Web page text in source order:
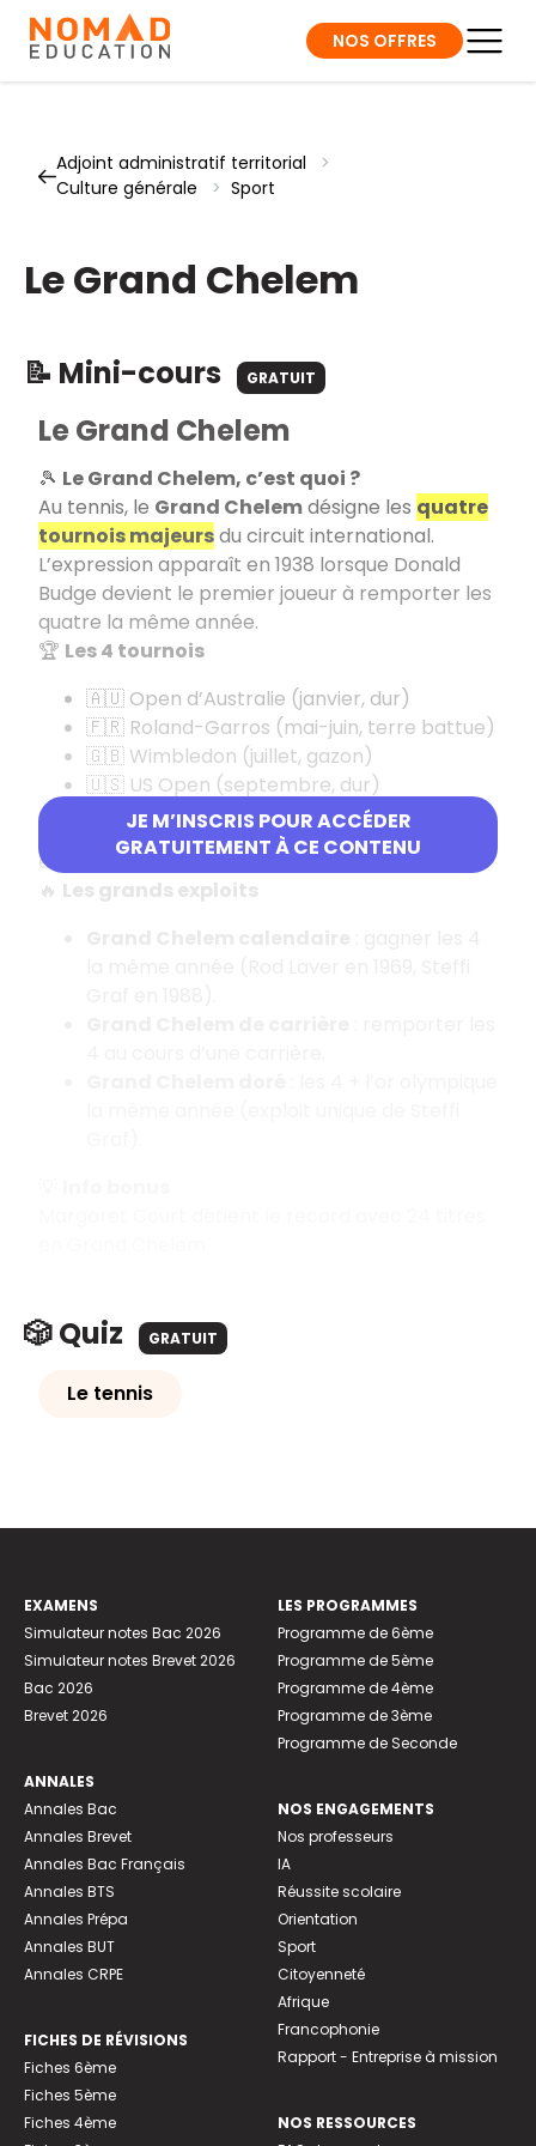
NOS OFFRES
Adjoint administratif territorial
>
Culture générale
> Sport
Le Grand Chelem
📝 Mini-cours GRATUIT
JE M’INSCRIS POUR ACCÉDER
GRATUITEMENT À CE CONTENU
Le Grand Chelem
🎾 Le Grand Chelem, c’est quoi ?
Au tennis, le Grand Chelemdésigne les quatre
tournois majeursdu circuit international.
L’expression apparaît en 1938 lorsque Donald
Budge devient le premier joueur à remporter les
quatre la même année.
🏆 Les 4 tournois
🇦🇺 Open d’Australie (janvier, dur)
🇫🇷 Roland-Garros (mai-juin, terre battue)
🇬🇧 Wimbledon (juillet, gazon)
🇺🇸 US Open (septembre, dur)
Ce sont les compétitions les plus prestigieuses
et les plus exigeantes du tennis mondial.
🔥 Les grands exploits
🎲 Quiz GRATUIT
Le tennis
EXAMENS
Simulateur notes Bac 2026
Simulateur notes Brevet 2026
Bac 2026
Brevet 2026
ANNALES
Annales Bac
Annales Brevet
Annales Bac Français
Annales BTS
Annales Prépa
Annales BUT
Annales CRPE
FICHES DE RÉVISIONS
Fiches 6ème
Fiches 5ème
Fiches 4ème
LES PROGRAMMES
Programme de 6ème
Programme de 5ème
Programme de 4ème
Programme de 3ème
Programme de Seconde
NOS ENGAGEMENTS
Nos professeurs
IA
Réussite scolaire
Orientation
Sport
Citoyenneté
Afrique
Francophonie
Rapport - Entreprise à mission
NOS RESSOURCES